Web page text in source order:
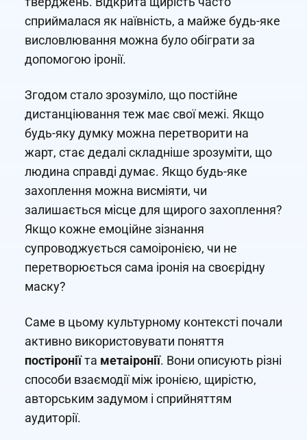
сприймалася як наївність, а майже будь-яке
висловлювання можна було обіграти за
допомогою іронії.
Згодом стало зрозуміло, що постійне
дистанціювання теж має свої межі. Якщо
будь-яку думку можна перетворити на
жарт, стає дедалі складніше зрозуміти, що
людина справді думає. Якщо будь-яке
захоплення можна висміяти, чи
залишається місце для щирого захоплення?
Якщо кожне емоційне зізнання
супроводжується самоіронією, чи не
перетворюється сама іронія на своєрідну
маску?
Саме в цьому культурному контексті почали
активно використовувати поняття
постіроніїта метаіронії. Вони описують різні
способи взаємодії між іронією, щирістю,
авторським задумом і сприйняттям
аудиторії.